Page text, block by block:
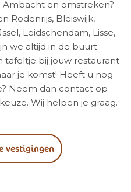
en omstreken?
Rodenrijs, Bleiswijk,
Leidschendam, Lisse,
we altijd in de buurt.
tafeltje bij jouw restaurant
je komst! Heeft u nog
Neem dan contact op
Wij helpen je graag.
vestigingen